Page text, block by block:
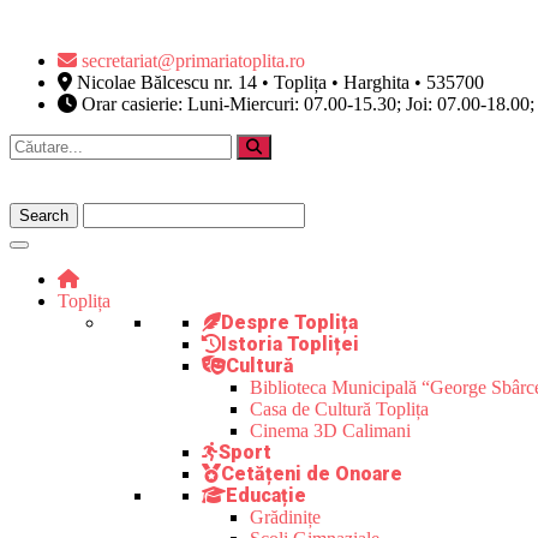
secretariat@primariatoplita.ro
Nicolae Bălcescu nr. 14 • Toplița • Harghita • 535700
Orar casierie: Luni-Miercuri: 07.00-15.30; Joi: 07.00-
Toplița
Despre Toplița
Istoria Topliței
Cultură
Biblioteca Municipală “George
Casa de Cultură Toplița
Cinema 3D Calimani
Sport
Cetățeni de Onoare
Educație
Grădinițe